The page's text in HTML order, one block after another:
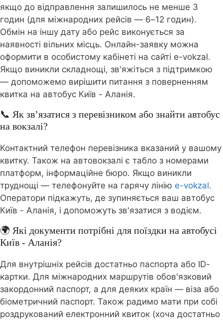
якщо до відправлення залишилось не менше 3
годин (для міжнародних рейсів — 6–12 годин).
Обмін на іншу дату або рейс виконується за
наявності вільних місць. Онлайн-заявку можна
оформити в особистому кабінеті на сайті e-vokzal.
Якщо виникли складнощі, зв'яжіться з підтримкою
— допоможемо вирішити питання з поверненням
квитка на автобус Київ - Аланія.
📞 Як зв’язатися з перевізником або знайти автобус
на вокзалі?
Контактний телефон перевізника вказаний у вашому
квитку. Також на автовокзалі є табло з номерами
платформ, інформаційне бюро. Якщо виникли
труднощі — телефонуйте на гарячу лінію e-vokzal.
Оператори підкажуть, де зупиняється ваш автобус
Київ - Аланія, і допоможуть зв'язатися з водієм.
🌍 Які документи потрібні для поїздки на автобусі
Київ - Аланія?
Для внутрішніх рейсів достатньо паспорта або ID-
картки. Для міжнародних маршрутів обов'язковий
закордонний паспорт, а для деяких країн — віза або
біометричний паспорт. Також радимо мати при собі
роздрукований електронний квиток (хоча достатньо